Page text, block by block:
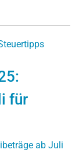
für